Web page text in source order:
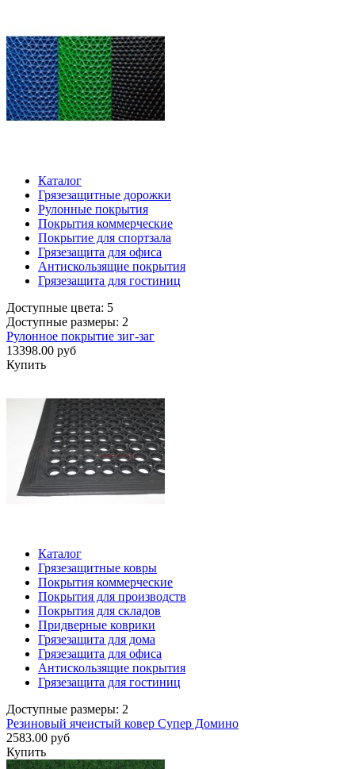
Каталог
Грязезащитные дорожки
Рулонные покрытия
Покрытия коммерческие
Покрытие для спортзала
Грязезащита для офиса
Антискользящие покрытия
Грязезащита для гостиниц
Доступные цвета: 5
Доступные размеры: 2
Рулонное покрытие зиг-заг
13398.00 руб
Купить
Каталог
Грязезащитные ковры
Покрытия коммерческие
Покрытия для производств
Покрытия для складов
Придверные коврики
Грязезащита для дома
Грязезащита для офиса
Антискользящие покрытия
Грязезащита для гостиниц
Доступные размеры: 2
Резиновый ячеистый ковер Супер Домино
2583.00 руб
Купить